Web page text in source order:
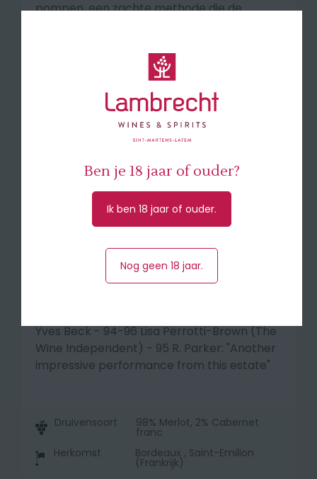
pompen, een zachte methode die de
de wijn gedurende 16 tot 18 maanden, deels
op Franse eiken vaten (om de twee jaar
vernieuwd) en deels op grote Sloveense
Laroque 2022 is bijzonder verfijnd. Donkere
pruim, grafiet, zoethout, specerij, lavendel
en mokka zijn mooi met elkaar verweven in
deze gracieuze Saint-Émilion. Heldere zilte
accenten zorgen voor een opmerkelijke
🍽 Serveer bij rood vlees, stoofschotels, wild
Yves Beck - 94-96 Lisa Perrotti-Brown (The
Wine Independent) - 95 R. Parker: "Another
impressive performance from this estate"
Druivensoort 98% Merlot, 2% Cabernet
franc
Herkomst
Bordeaux , Saint-Emilion
(Frankrijk)
Ben je 18 jaar of ouder?
Ik ben 18 jaar of ouder.
Nog geen 18 jaar.